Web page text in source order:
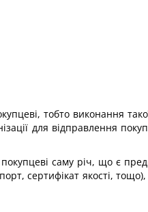
тобто виконання
для відправлення
саму річ, що є
сертифікат якості,